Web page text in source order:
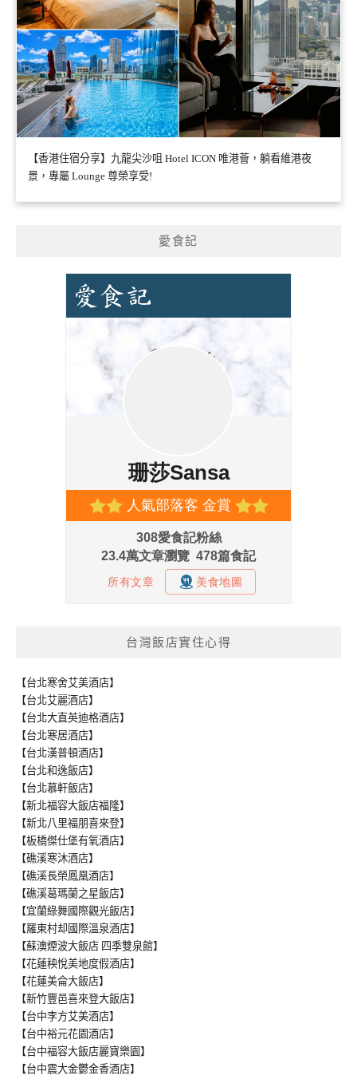
【香港住宿分享】九龍尖沙咀 Hotel ICON 唯港薈，躺看維港夜
景，專屬 Lounge 尊榮享受!
愛食記
台灣飯店實住心得
【台北寒舍艾美酒店】
【台北艾麗酒店】
【台北大直英迪格酒店】
【台北寒居酒店】
【台北漢普頓酒店】
【台北和逸飯店】
【台北慕軒飯店】
【新北福容大飯店福隆】
【新北八里福朋喜來登】
【板橋傑仕堡有氧酒店】
【礁溪寒沐酒店】
【礁溪長榮鳳凰酒店】
【礁溪葛瑪蘭之星飯店】
【宜蘭綠舞國際觀光飯店】
【羅東村却國際溫泉酒店】
【蘇澳煙波大飯店 四季雙泉館】
【花蓮秧悅美地度假酒店】
【花蓮美侖大飯店】
【新竹豐邑喜來登大飯店】
【台中李方艾美酒店】
【台中裕元花園酒店】
【台中福容大飯店麗寶樂園】
【台中震大金鬱金香酒店】